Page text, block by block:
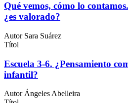
Qué vemos, cómo lo
¿es valorado?
Autor Sara Suárez
Títol
Escuela 3-6. ¿Pensamiento
infantil?
Autor Ángeles Abelleira